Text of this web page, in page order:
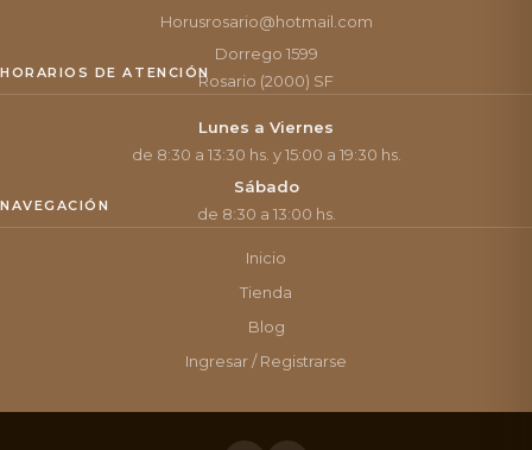
Horusrosario@hotmail.com
Dorrego 1599
Rosario (2000) SF
HORARIOS DE ATENCIÓN
Lunes a Viernes
de 8:30 a 13:30 hs. y 15:00 a 19:30 hs.
Sábado
de 8:30 a 13:00 hs.
NAVEGACIÓN
Inicio
Tienda
Blog
Ingresar / Registrarse